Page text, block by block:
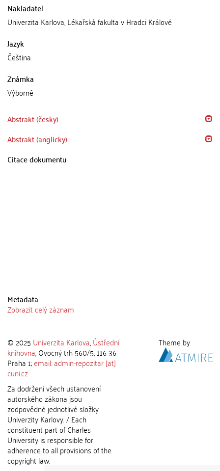
Nakladatel
Univerzita Karlova, Lékařská fakulta v Hradci Králové
Jazyk
Čeština
Známka
Výborně
Abstrakt (česky)
Abstrakt (anglicky)
Citace dokumentu
Metadata
Zobrazit celý záznam
© 2025 Univerzita Karlova,Ústřední
knihovna, Ovocný trh 560/5, 116 36
Praha 1;email: admin-repozitar [at]
cuni.cz
Za dodržení všech ustanovení
autorského zákona jsou
zodpovědné jednotlivé složky
Univerzity Karlovy. / Each
constituent part of Charles
University is responsible for
adherence to all provisions of the
copyright law.
Theme by